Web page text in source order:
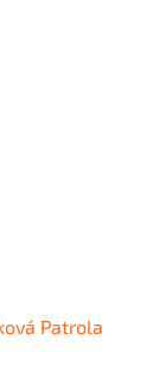
Patrola